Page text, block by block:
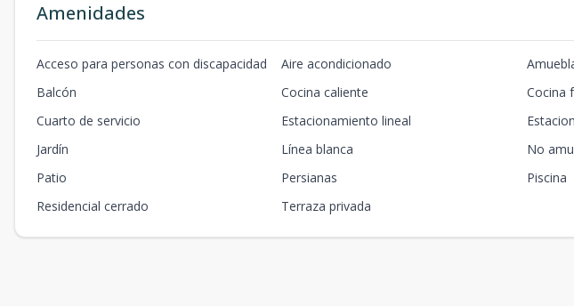
Amenidades
Acceso para personas con discapacidad Aire acondicionado
Balcón
Cocina caliente
Cocina
Cuarto de servicio
Estacionamiento lineal
Jardín
Línea blanca
No
Patio
Persianas
Piscina
Residencial cerrado
Terraza privada